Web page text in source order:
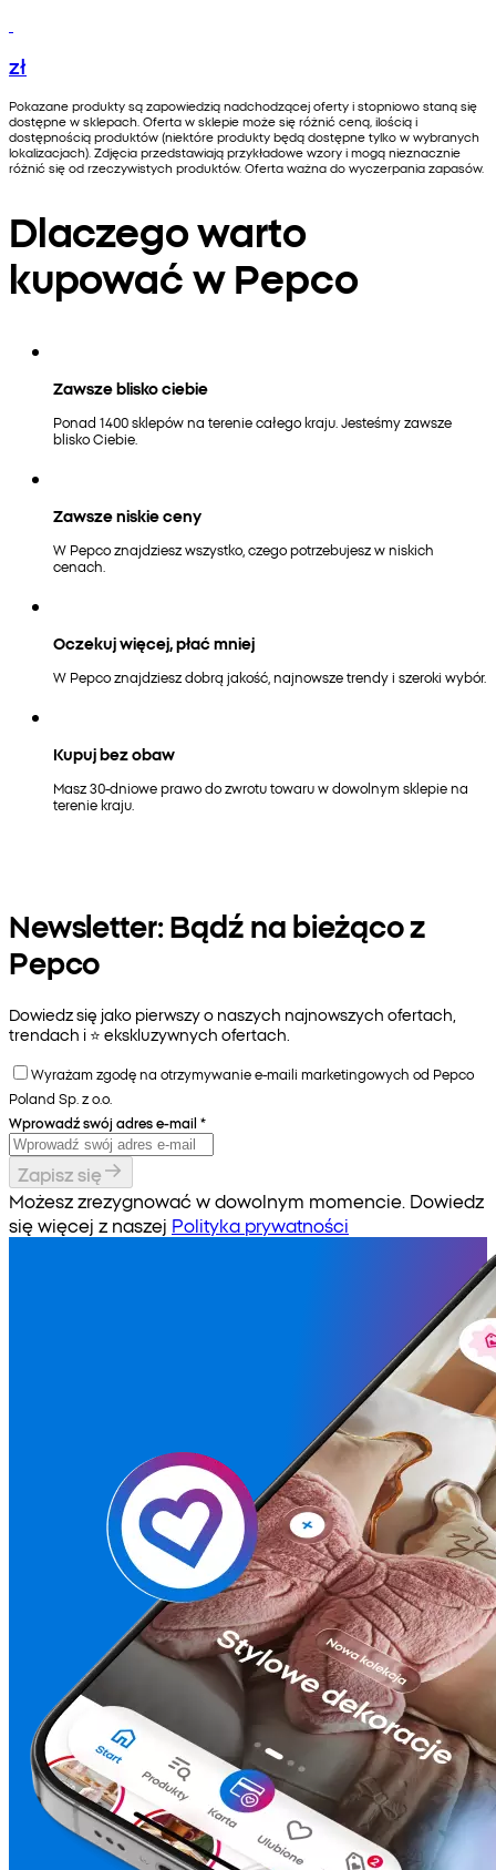
zł
Pokazane produkty są zapowiedzią nadchodzącej oferty i stopniowo staną się
dostępne w sklepach. Oferta w sklepie może się różnić ceną, ilością i
dostępnością produktów (niektóre produkty będą dostępne tylko w wybranych
lokalizacjach). Zdjęcia przedstawiają przykładowe wzory i mogą nieznacznie
różnić się od rzeczywistych produktów. Oferta ważna do wyczerpania zapasów.
Dlaczego warto
kupować w Pepco
Zawsze blisko ciebie
Ponad 1400 sklepów na terenie całego kraju. Jesteśmy zawsze
blisko Ciebie.
Zawsze niskie ceny
W Pepco znajdziesz wszystko, czego potrzebujesz w niskich
cenach.
Oczekuj więcej, płać mniej
W Pepco znajdziesz dobrą jakość, najnowsze trendy i szeroki wybór.
Kupuj bez obaw
Masz 30-dniowe prawo do zwrotu towaru w dowolnym sklepie na
terenie kraju.
Newsletter: Bądź na bieżąco z
Pepco
Dowiedz się jako pierwszy o naszych najnowszych ofertach,
trendach i ⭐️ ekskluzywnych ofertach.
Wyrażam zgodę na otrzymywanie e-maili marketingowych od Pepco
Poland Sp. z o.o.
Wprowadź swój adres e-mail *
Zapisz się
Możesz zrezygnować w dowolnym momencie. Dowiedz
się więcej z naszej Polityka prywatności